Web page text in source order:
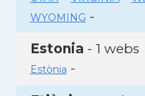
WYOMING -
Estonia - 1 webs
Estònia -